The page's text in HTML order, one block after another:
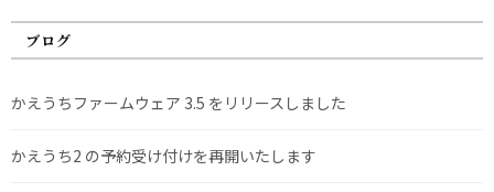
ブログ
かえうちファームウェア 3.5 をリリースしました
かえうち2 の予約受け付けを再開いたします